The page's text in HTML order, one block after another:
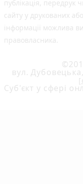
публiкацiя, передрук
сайту у друкованих
інформації можлива
правовласника.
вул.
Cуб'єкт у сфері